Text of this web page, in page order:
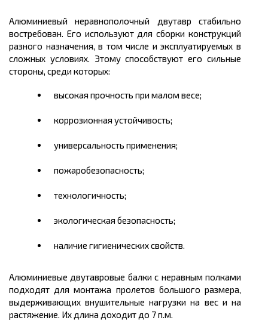
Алюминиевыйнеравнополочный двутавр стабильно
востребован. Его используют для сборки конструкций
разного назначения, в том числе и эксплуатируемых в
сложных условиях. Этому способствуют его сильные
стороны, среди которых:
высокая прочность при малом весе;
коррозионная устойчивость;
универсальность применения;
пожаробезопасность;
технологичность;
экологическая безопасность;
наличие гигиенических свойств.
Алюминиевые двутавровые балки с неравным полками
подходят для монтажа пролетов большого размера,
выдерживающих внушительные нагрузки на вес и на
растяжение. Их длина доходит до 7п.м.